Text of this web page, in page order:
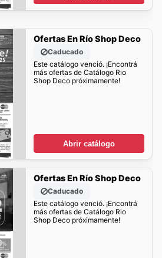
Ofertas En Río Shop Deco
Caducado
Este catálogo venció. ¡Encontrá
más ofertas de Catálogo Rio
Shop Deco próximamente!
Abrir catálogo
Ofertas En Río Shop Deco
Caducado
Este catálogo venció. ¡Encontrá
más ofertas de Catálogo Rio
Shop Deco próximamente!